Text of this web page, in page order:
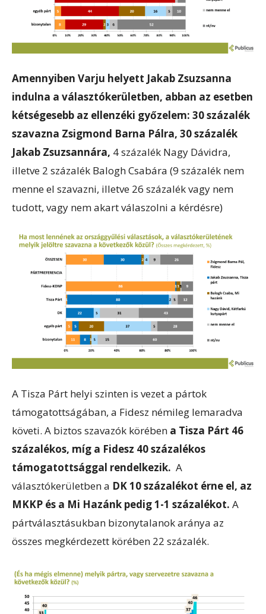
Amennyiben Varju helyett Jakab Zsuzsanna
indulna a választókerületben, abban az esetben
kétségesebb az ellenzéki győzelem: 30 százalék
szavazna Zsigmond Barna Pálra, 30 százalék
Jakab Zsuzsannára, 4 százalék Nagy Dávidra,
illetve 2 százalék Balogh Csabára (9 százalék nem
menne el szavazni, illetve 26 százalék vagy nem
tudott, vagy nem akart válaszolni a kérdésre)
A Tisza Párt helyi szinten is vezet a pártok
támogatottságában, a Fidesz némileg lemaradva
követi. A biztos szavazók körében a Tisza Párt 46
százalékos, míg a Fidesz 40 százalékos
támogatottsággal rendelkezik. A
választókerületben a DK 10 százalékot érne el, az
MKKP és a Mi Hazánk pedig 1-1 százalékot. A
pártválasztásukban bizonytalanok aránya az
összes megkérdezett körében 22 százalék.